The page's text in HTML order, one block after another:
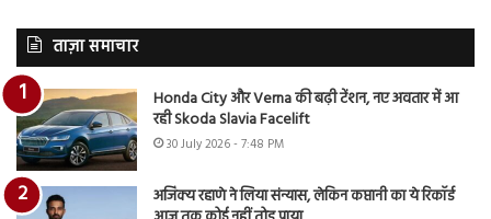
ताज़ा समाचार
Honda City और Verna की बढ़ी टेंशन, नए अवतार में आ
रही Skoda Slavia Facelift
30 July 2026 - 7:48 PM
अजिंक्य रहाणे ने लिया संन्यास, लेकिन कप्तानी का ये रिकॉर्ड